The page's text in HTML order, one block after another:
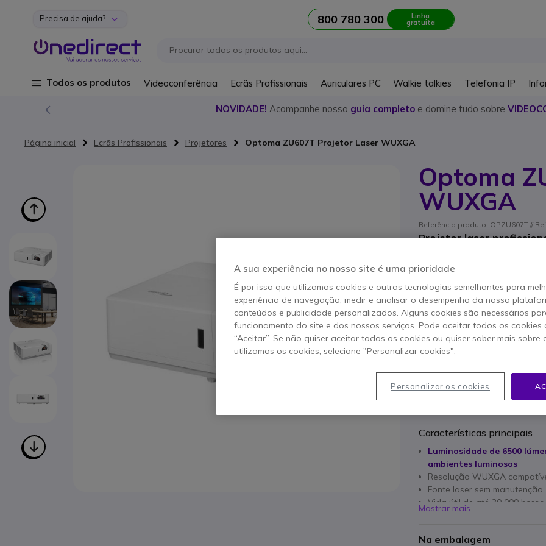
Ir para o Conteúdo
Precisa de ajuda? 800 780 300 Linha
gratuita
Todos os produtos Videoconferência Ecrãs Profissionais Auriculares PC Walkie talkies Telefonia IP
NOVIDADE! Acompanhe nosso guia completo e domine tudo sobre
Página inicial Ecrãs Profissionais Projetores Optoma ZU607T Projetor Laser WUXGA
Optoma
WUXGA
Referência produto: OPZU607T //
Projetor laser
concebido para uso
compatibilidade 4K
2999,95 €
Qtd
3 anos de garantia
Características principais
Luminosidade de 6500
ambientes luminosos
Resolução WUXGA
Fonte laser sem manutenção
Vida útil de até 30 000 horas
Deslocamento horizontal e
Funcionamento 24 horas
Mostrar mais
Na embalagem
A sua experiência no nosso site é uma prioridade
É por isso que utilizamos cookies e outras tecnologias semelhantes para
experiência de navegação, medir e analisar o desempenho da nossa
conteúdos e publicidade personalizados. Alguns cookies são necessários
funcionamento do site e dos nossos serviços. Pode aceitar todos os cookies
“Aceitar”. Se não quiser aceitar todos os cookies ou quiser saber mais sobre
utilizamos os cookies, selecione "Personalizar cookies".
Personalizar os cookies